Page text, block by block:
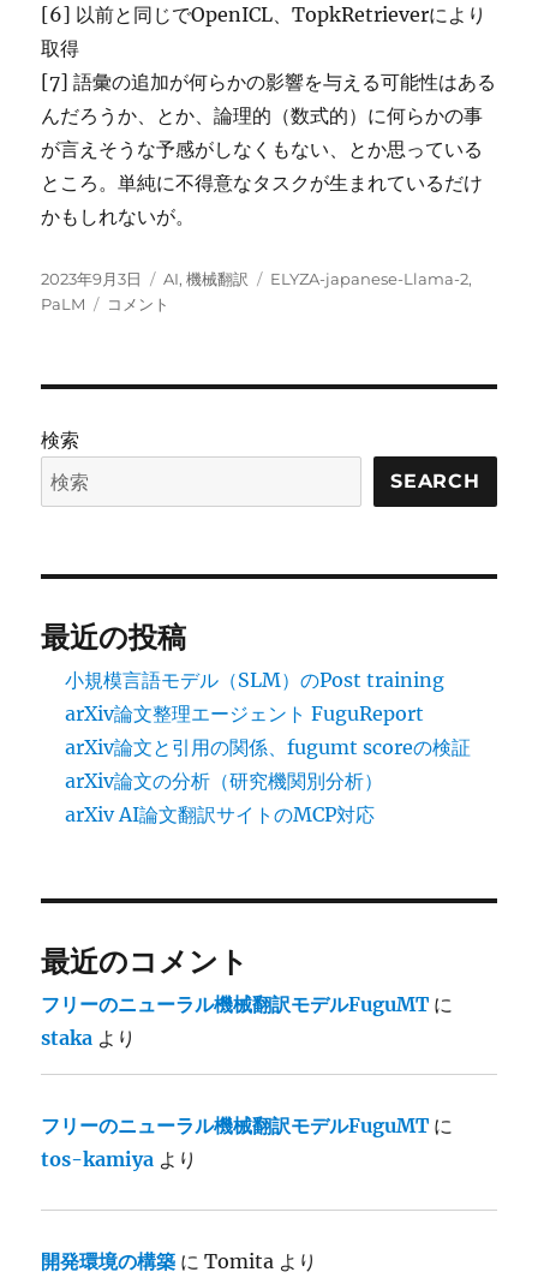
[6] 以前と同じでOpenICL、TopkRetrieverにより
取得
[7] 語彙の追加が何らかの影響を与える可能性はある
んだろうか、とか、論理的（数式的）に何らかの事
が言えそうな予感がしなくもない、とか思っている
ところ。単純に不得意なタスクが生まれているだけ
かもしれないが。
投
稿
2023年9月3日
カ
テ
AI,機械翻訳
タ
ELYZA-japanese-Llama-2,
PaLM
PaLM2
7b
機
訳
能
に
コメント
検索
SEARCH
最近の投稿
小規模言語モデル（SLM）のPost training
arXiv論文整理エージェント FuguReport
arXiv論文と引用の関係、fugumt scoreの検証
arXiv論文の分析（研究機関別分析）
arXiv AI論文翻訳サイトのMCP対応
最近のコメント
フリーのニューラル機械翻訳モデルFuguMT に
staka より
フリーのニューラル機械翻訳モデルFuguMT に
tos-kamiya より
開発環境の構築 にTomita より